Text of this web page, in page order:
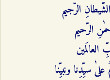
الرّجيم
الرّحيم
العالَمين
سيِّدِنا ونبيِّنا